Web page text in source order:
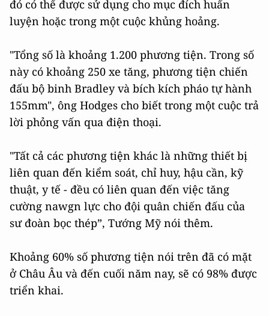
đó có thể được sử dụng cho mục đích huấn
luyện hoặc trong một cuộc khủng hoảng.
"Tổng số là khoảng 1.200 phương tiện. Trong số
này có khoảng 250 xe tăng, phương tiện chiến
đấu bộ binh Bradley và bích kích pháo tự hành
155mm", ông Hodges cho biết trong một cuộc trả
lời phỏng vấn qua điện thoại.
"Tất cả các phương tiện khác là những thiết bị
liên quan đến kiểm soát, chỉ huy, hậu cần, kỹ
thuật, y tế - đều có liên quan đến việc tăng
cường nawgn lực cho đội quân chiến đấu của
sư đoàn bọc thép”, Tướng Mỹ nói thêm.
Khoảng 60% số phương tiện nói trên đã có mặt
ở Châu Âu và đến cuối năm nay, sẽ có 98% được
triển khai.